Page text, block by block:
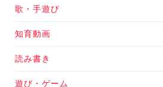
歌・手遊び
知育動画
読み書き
遊び・ゲーム